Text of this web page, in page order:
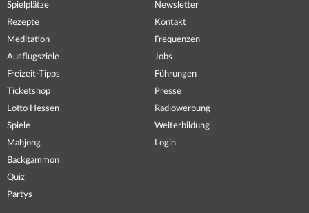
Spielplätze
Rezepte
Meditation
Ausflugsziele
Freizeit-Tipps
Ticketshop
Lotto Hessen
Spiele
Mahjong
Backgammon
Quiz
Partys
Newsletter
Kontakt
Frequenzen
Jobs
Führungen
Presse
Radiowerbung
Weiterbildung
Login